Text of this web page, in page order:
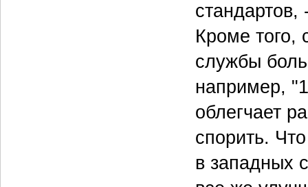
Кроме того,
службы
например,
облегчает
спорить.
в западных